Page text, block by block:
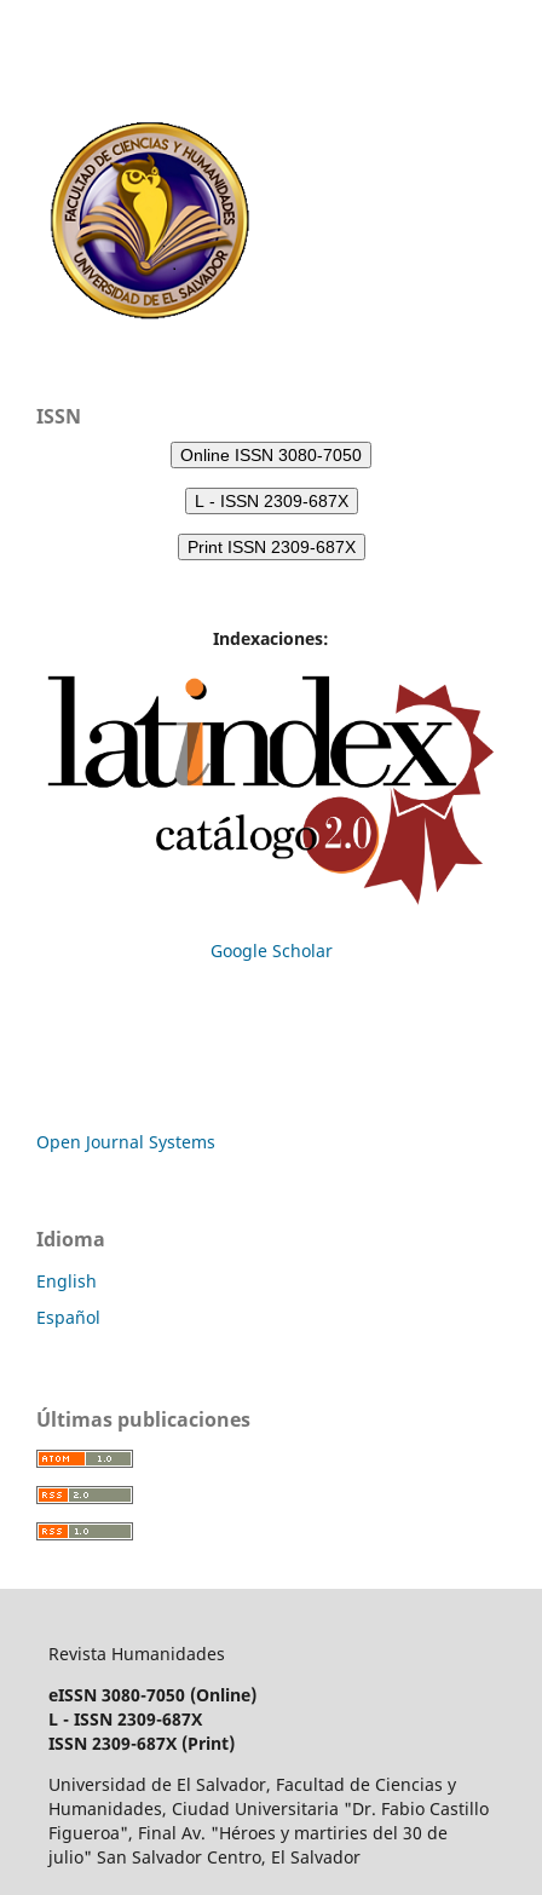
ISSN
Online ISSN 3080-7050
L - ISSN 2309-687X
Print ISSN 2309-687X
Indexaciones:
Google Scholar
Open Journal Systems
Idioma
English
Español
Últimas publicaciones
Revista Humanidades
eISSN 3080-7050 (Online)
L - ISSN 2309-687X
ISSN 2309-687X (Print)
Universidad de El Salvador, Facultad de Ciencias y
Humanidades, Ciudad Universitaria "Dr. Fabio Castillo
Figueroa", Final Av. "Héroes y martiries del 30 de
julio" San Salvador Centro, El Salvador